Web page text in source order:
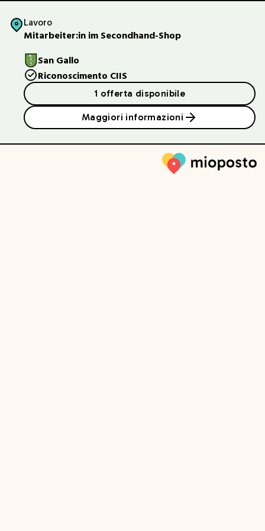
Lavoro
Mitarbeiter:in im Secondhand-Shop
San Gallo
Riconoscimento CIIS
1 offerta disponibile
Maggiori informazioni